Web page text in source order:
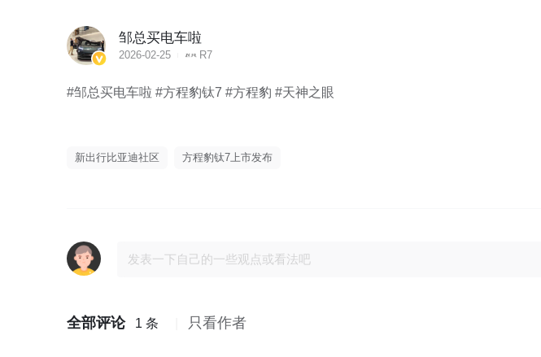
时
邹总买电车啦
2026-02-25 R7
#邹总买电车啦 #方程豹钛7 #方程豹 #天神之眼
新出行比亚迪社区 方程豹钛7上市发布
全部评论 1 条 只看作者